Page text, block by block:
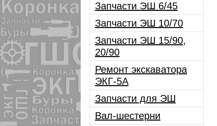
Запчасти ЭШ 6/45
Запчасти ЭШ 10/70
Запчасти ЭШ 15/90,
20/90
Ремонт экскаватора
ЭКГ-5А
Запчасти для ЭШ
Вал-шестерни